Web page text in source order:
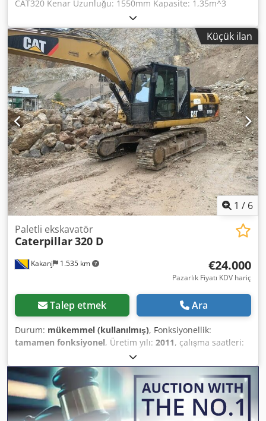
CAT320 Kenar Uzunluğu: 1550mm Kapasite: 1,35m^3
Dedpfjtqyvgjx Ag Rewa Detaylı bilgi ve sorularınız için
lütfen bizimle iletişime geçin
Küçük ilan
1 / 6
Kakanj 1.535 km
Paletli ekskavatör
Caterpillar320 D
€24.000
Pazarlık Fiyatı KDV hariç
Talep etmek Ara
Durum: mükemmel (kullanılmış), Fonksiyonellik:
tamamen fonksiyonel, Üretim yılı: 2011, çalışma saatleri:
, Makine çok iyi durumda ve kullanıma hazırdır.
Dodpfx Agozam Efs Rswa